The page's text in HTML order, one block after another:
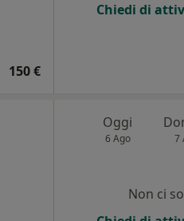
150 €
Chiedi di
Oggi
6 Ago 7
Non ci